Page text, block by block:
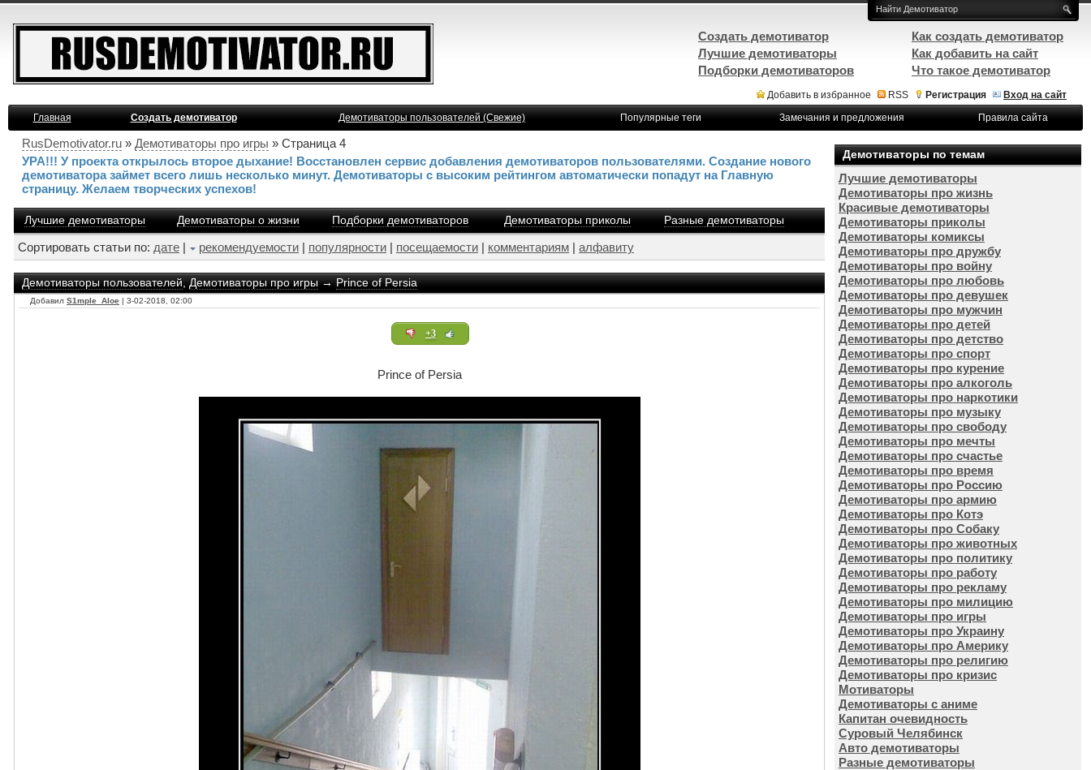
Добавить в избранное RSS Регистрация
Вход на сайт
Главная
Создать демотиватор Демотиваторы пользователей (Свежие) Популярные теги Замечания и предложения Правила сайта
RusDemotivator.ru » Демотиваторы про игры » Страница 4
УРА!!! У проекта открылось второе дыхание! Восстановлен сервис добавления демотиваторов пользователями. Создание нового
демотиватора займет всего лишь несколько минут. Демотиваторы с высоким рейтингом автоматически попадут на Главную
страницу. Желаем творческих успехов!
Лучшие демотиваторы Демотиваторы о жизни Подборки демотиваторов Демотиваторы приколы Разные демотиваторы
Сортировать статьи по: дате | рекомендуемости | популярности | посещаемости | комментариям | алфавиту
Демотиваторы пользователей,Демотиваторы про игры→Prince of Persia
Добавил S1mple_Aloe | 3-02-2018, 02:00
+3
Prince of Persia
Демотиваторы по темам
Лучшие демотиваторы
Демотиваторы про жизнь
Красивые демотиваторы
Демотиваторы приколы
Демотиваторы комиксы
Демотиваторы про дружбу
Демотиваторы про войну
Демотиваторы про любовь
Демотиваторы про девушек
Демотиваторы про мужчин
Демотиваторы про детей
Демотиваторы про детство
Демотиваторы про спорт
Демотиваторы про курение
Демотиваторы про алкоголь
Демотиваторы про наркотики
Демотиваторы про музыку
Демотиваторы про свободу
Демотиваторы про мечты
Демотиваторы про счастье
Демотиваторы про время
Демотиваторы про Россию
Демотиваторы про армию
Демотиваторы про Котэ
Демотиваторы про Собаку
Демотиваторы про животных
Демотиваторы про политику
Демотиваторы про работу
Демотиваторы про рекламу
Демотиваторы про милицию
Демотиваторы про игры
Демотиваторы про Украину
Демотиваторы про Америку
Демотиваторы про религию
Демотиваторы про кризис
Мотиваторы
Демотиваторы с аниме
Капитан очевидность
Суровый Челябинск
Авто демотиваторы
Разные демотиваторы
Создать демотиватор
Лучшие демотиваторы
Подборки демотиваторов
Как создать демотиватор
Как добавить на сайт
Что такое демотиватор